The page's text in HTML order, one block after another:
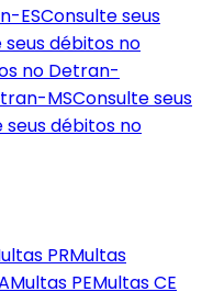
ESConsulte seus
seus débitos no
no Detran-
MSConsulte seus
seus débitos no
PRMultas
Multas PEMultasCE